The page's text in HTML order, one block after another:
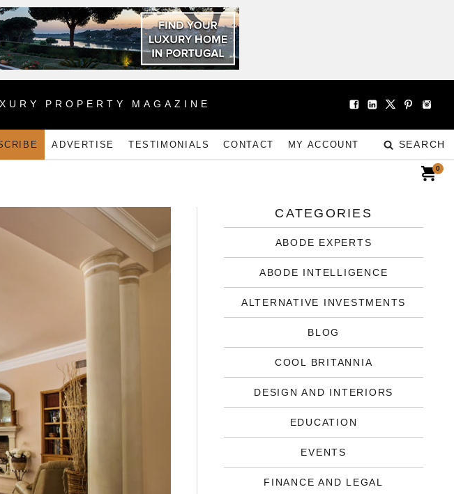
PROPERTY MAGAZINE
ADVERTISE TESTIMONIALS CONTACT MY ACCOUNT SEARCH
0
CATEGORIES
ABODE EXPERTS
ABODE INTELLIGENCE
ALTERNATIVE INVESTMENTS
BLOG
COOL BRITANNIA
DESIGN AND INTERIORS
EDUCATION
EVENTS
FINANCE AND LEGAL